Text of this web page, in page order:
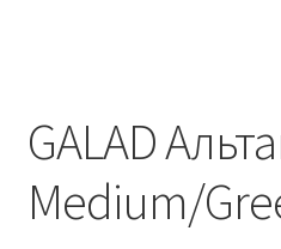
кронштейнов «Opora
Отправить заявку
GALAD
Medium/